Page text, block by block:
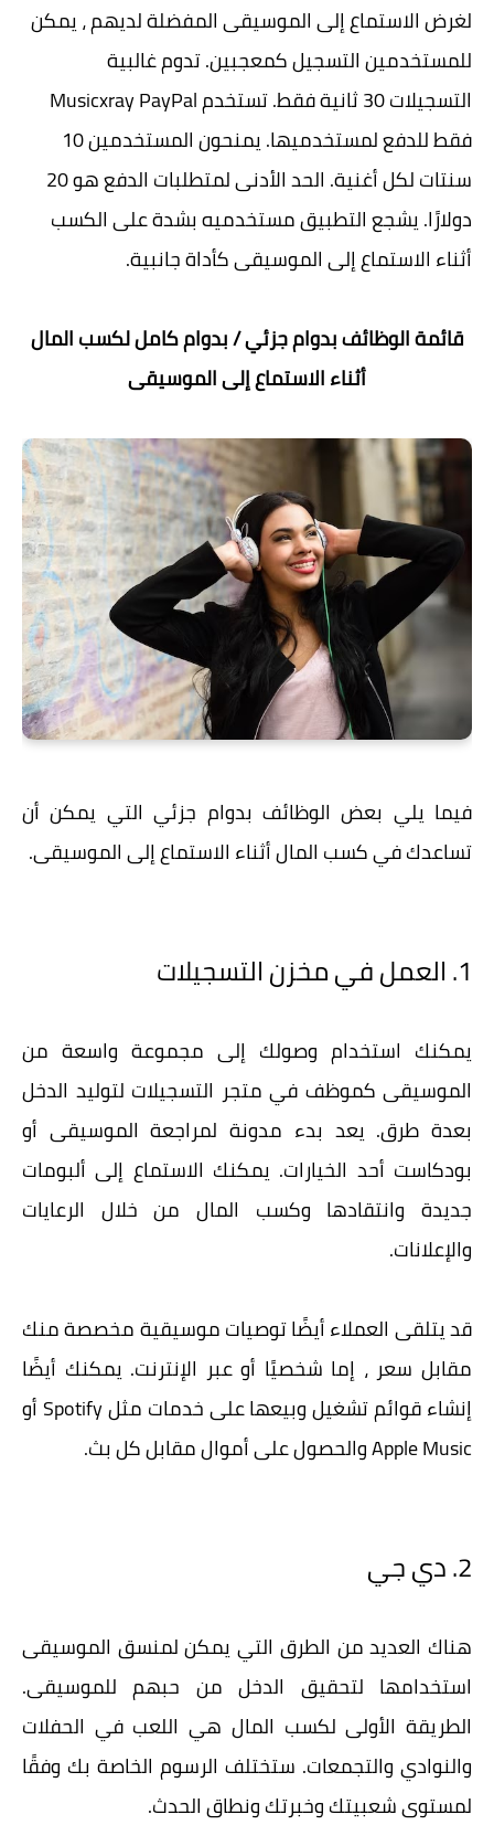
لغرض الاستماع إلى الموسيقى المفضلة لديهم ، يمكن
للمستخدمين التسجيل كمعجبين. تدوم غالبية
التسجيلات 30 ثانية فقط. تستخدم Musicxray PayPal
فقط للدفع لمستخدميها. يمنحون المستخدمين 10
سنتات لكل أغنية. الحد الأدنى لمتطلبات الدفع هو 20
دولارًا. يشجع التطبيق مستخدميه بشدة على الكسب
أثناء الاستماع إلى الموسيقى كأداة جانبية.
قائمة الوظائف بدوام جزئي / بدوام كامل لكسب المال
أثناء الاستماع إلى الموسيقى
فيما يلي بعض الوظائف بدوام جزئي التي يمكن أن
تساعدك في كسب المال أثناء الاستماع إلى الموسيقى.
1. العمل في مخزن التسجيلات
يمكنك استخدام وصولك إلى مجموعة واسعة من
الموسيقى كموظف في متجر التسجيلات لتوليد الدخل
بعدة طرق. يعد بدء مدونة لمراجعة الموسيقى أو
بودكاست أحد الخيارات. يمكنك الاستماع إلى ألبومات
جديدة وانتقادها وكسب المال من خلال الرعايات
والإعلانات.
قد يتلقى العملاء أيضًا توصيات موسيقية مخصصة منك
مقابل سعر ، إما شخصيًا أو عبر الإنترنت. يمكنك أيضًا
إنشاء قوائم تشغيل وبيعها على خدمات مثل Spotify أو
Apple Music والحصول على أموال مقابل كل بث.
2. دي جي
هناك العديد من الطرق التي يمكن لمنسق الموسيقى
استخدامها لتحقيق الدخل من حبهم للموسيقى.
الطريقة الأولى لكسب المال هي اللعب في الحفلات
والنوادي والتجمعات. ستختلف الرسوم الخاصة بك وفقًا
لمستوى شعبيتك وخبرتك ونطاق الحدث.